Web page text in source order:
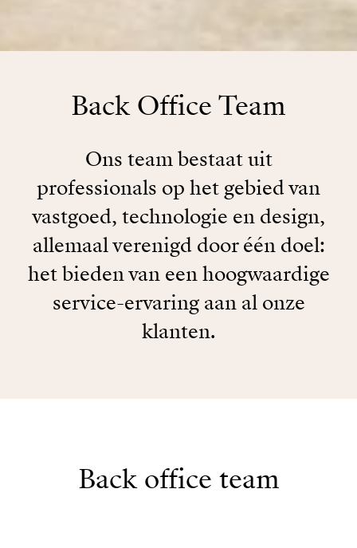
Back Office Team
Ons team bestaat uit
professionals op het gebied van
vastgoed, technologie en design,
allemaal verenigd door één doel:
het bieden van een hoogwaardige
service-ervaring aan al onze
klanten.
Back office team